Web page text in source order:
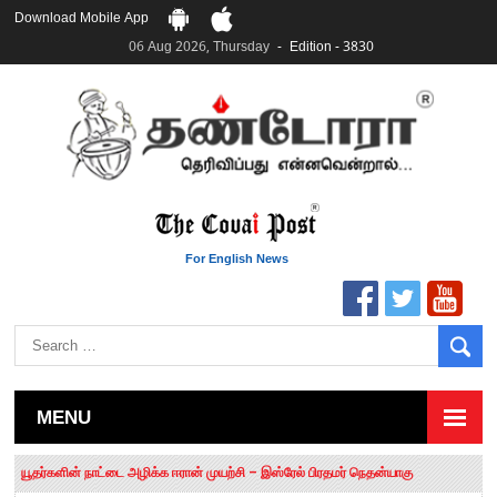
Download Mobile App
06 Aug 2026, Thursday
Edition - 3830
For English News
MENU
தமிழக சட்டப்பேரவையில் காலியிடங்கள் 6 ஆக உயர்வு
யூதர்களின் நாட்டை அழிக்க ஈரான் முயற்சி – இஸ்ரேல் பிரதமர் நெதன்யாகு
“மக்களால் நிராகரிக்கப்பட்டவர் ஸ்டாலின்!” – செங்கோட்டையன்